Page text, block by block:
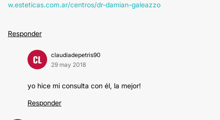
w.esteticas.com.ar/centros/dr-damian-galeazzo
Responder
CL
claudiadepetris90
29 may 2018
yo hice mi consulta con él, la mejor!
Responder